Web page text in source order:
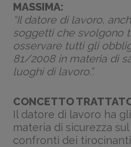
MASSIMA:
“Il datore di lavoro,
soggetti che svolgono
osservare tutti gli
81/2008 in materia di
luoghi di lavoro.”.
CONCETTO
Il datore di lavoro ha
materia di sicurezza
confronti dei